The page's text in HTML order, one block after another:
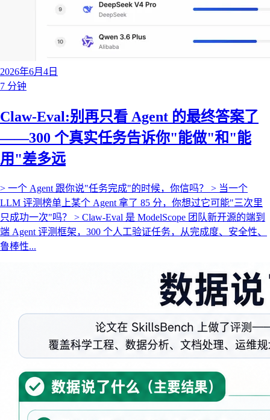
2026年6月4日
7 分钟
Claw-Eval:别再只看 Agent 的最终答案了
——300 个真实任务告诉你"能做"和"能
用"差多远
> 一个 Agent 跟你说"任务完成"的时候，你信吗？ > 当一个
LLM 评测榜单上某个 Agent 拿了 85 分，你想过它可能"三次里
只成功一次"吗？ > Claw-Eval 是 ModelScope 团队新开源的端到
端 Agent 评测框架，300 个人工验证任务，从完成度、安全性、
鲁棒性...